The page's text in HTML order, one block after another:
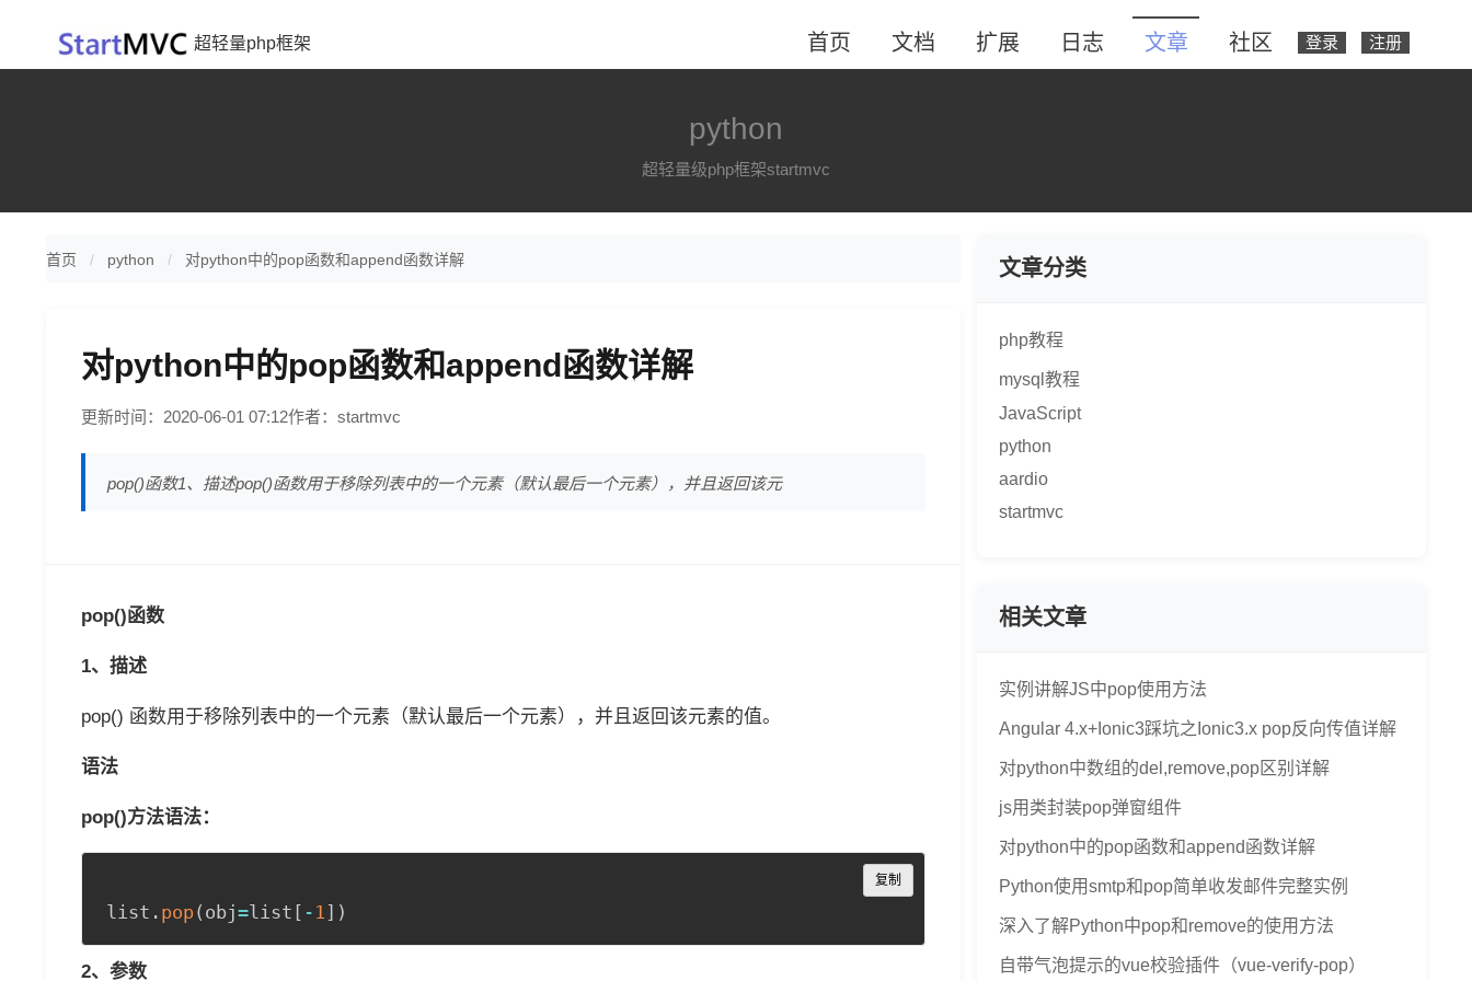
超轻量php框架 首页 文档 扩展 日志 文章 社区 登录 注册
python
超轻量级php框架startmvc
首页 python 对python中的pop函数和append函数详解
对python中的pop函数和append函数详解
更新时间：2020-06-01 07:12作者：startmvc
pop()函数1、描述pop()函数用于移除列表中的一个元素（默认最后一个元素），并且返回该元
pop()函数
1、描述
pop() 函数用于移除列表中的一个元素（默认最后一个元素），并且返回该元素的值。
语法
pop()方法语法：
list . pop( obj=list [ - 1 ] )
复制
Copy
2、参数
文章分类
php教程
mysql教程
JavaScript
python
aardio
startmvc
相关文章
实例讲解JS中pop使用方法
Angular 4.x+Ionic3踩坑之Ionic3.x pop反向传值详解
对python中数组的del,remove,pop区别详解
js用类封装pop弹窗组件
对python中的pop函数和append函数详解
Python使用smtp和pop简单收发邮件完整实例
深入了解Python中pop和remove的使用方法
自带气泡提示的vue校验插件（vue-verify-pop）